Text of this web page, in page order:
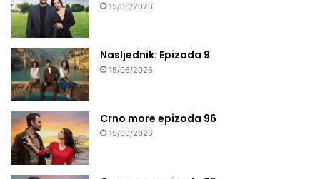
15/06/2026
Nasljednik: Epizoda 9
15/06/2026
Crno more epizoda 96
15/06/2026